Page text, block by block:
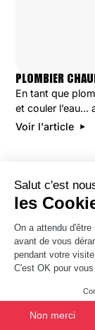
Salut c'est
les
On a attendu
avant de vous
pendant votre
C'est OK pour
Non merci
PLOMBIER
En tant que
et couler l’eau…
Voir l'article
aussi des